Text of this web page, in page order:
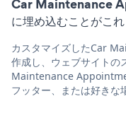
Car Maintenance
に埋め込むことがこ
カスタマイズしたCar
作成し、ウェブサイトの
Maintenance
フッター、または好きな